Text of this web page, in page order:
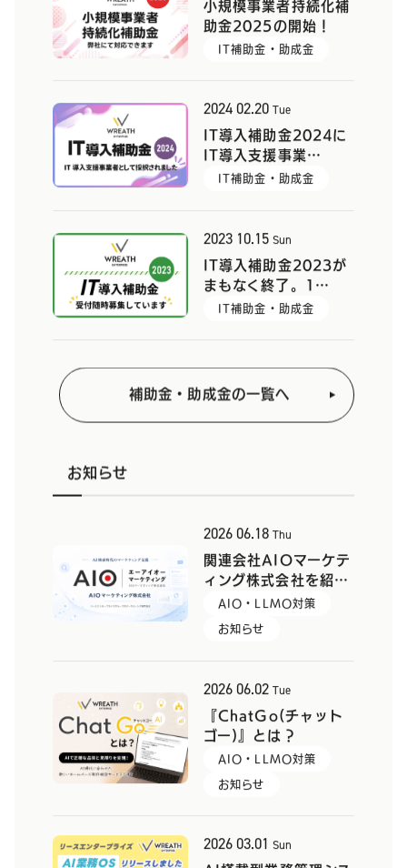
小規模事業者持続化補
助金2025の開始！
IT補助金・助成金
202402.20 Tue
IT導入補助金2024に
IT導入支援事業…
IT補助金・助成金
2023 10.15 Sun
IT導入補助金2023が
まもなく終了。1…
IT補助金・助成金
補助金・助成金の一覧へ
お知らせ
202606.18 Thu
関連会社AIOマーケテ
ィング株式会社を紹…
AIO・LLMO対策
お知らせ
202606.02 Tue
『ChatGo(チャット
ゴー)』とは？
AIO・LLMO対策
お知らせ
202603.01 Sun